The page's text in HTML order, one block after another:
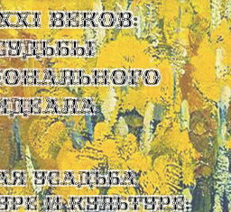
ВЕКОВ:
усадьба
и культуре: